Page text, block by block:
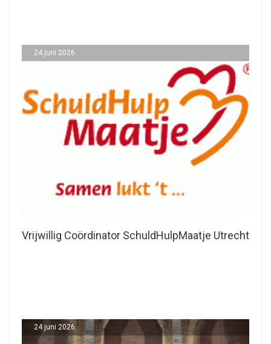
Vrijwillig Coördinator SchuldHulpMaatje Utrecht
24 juni 2026
24 juni 2026